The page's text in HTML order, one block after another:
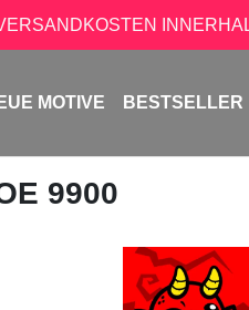
MOTIVE BESTSELLER
9900